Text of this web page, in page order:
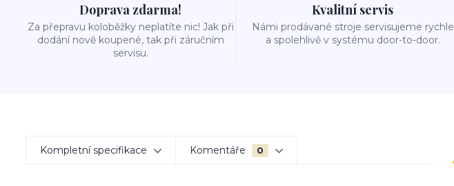
Doprava zdarma!
Za přepravu koloběžky neplatíte nic! Jak při
dodání nově koupené, tak při záručním
servisu.
Kvalitní servis
Námi prodávané stroje servisujeme rychle
a spolehlivě v systému door-to-door.
Kompletní specifikace Komentáře 0